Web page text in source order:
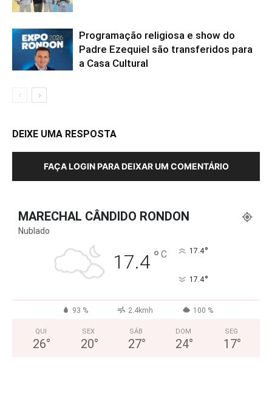
Programação religiosa e show do
Padre Ezequiel são transferidos para
a Casa Cultural
DEIXE UMA RESPOSTA
FAÇA LOGIN PARA DEIXAR UM COMENTÁRIO
MARECHAL CÂNDIDO RONDON
Nublado
17.4 ° C 17.4°
17.4°
93 % 2.4kmh 100 %
QUI
26°
SEX
20°
SÁB
27°
DOM
24°
SEG
17°